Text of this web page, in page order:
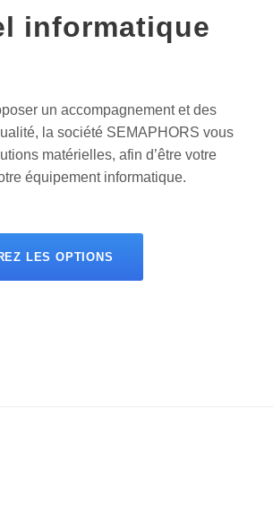
informatique
un accompagnement et des
la société SEMAPHORS vous
matérielles, afin d’être votre
équipement informatique.
LES OPTIONS